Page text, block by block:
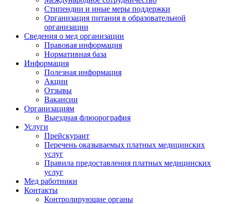
Стипендии и иные меры поддержки
Организация питания в образовательной
организации
Сведения о мед организации
Правовая информация
Нормативная база
Информация
Полезная информация
Акции
Отзывы
Вакансии
Организациям
Выездная флюорография
Услуги
Прейскурант
Перечень оказываемых платных медицинских
услуг
Правила предоставления платных медицинских
услуг
Мед работники
Контакты
Контролирующие органы